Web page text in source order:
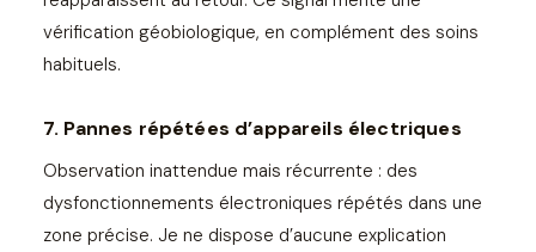
vérification géobiologique, en complément des soins
habituels.
7. Pannes répétées d’appareils électriques
Observation inattendue mais récurrente : des
dysfonctionnements électroniques répétés dans une
zone précise. Je ne dispose d’aucune explication